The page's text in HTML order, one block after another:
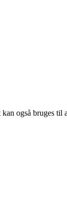
også bruges